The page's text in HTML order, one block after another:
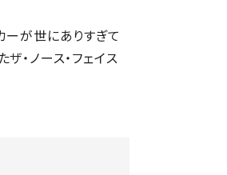
ーが世にありすぎて
・ノース・フェイス